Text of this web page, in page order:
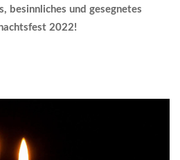
besinnliches und gesegnetes
2022!